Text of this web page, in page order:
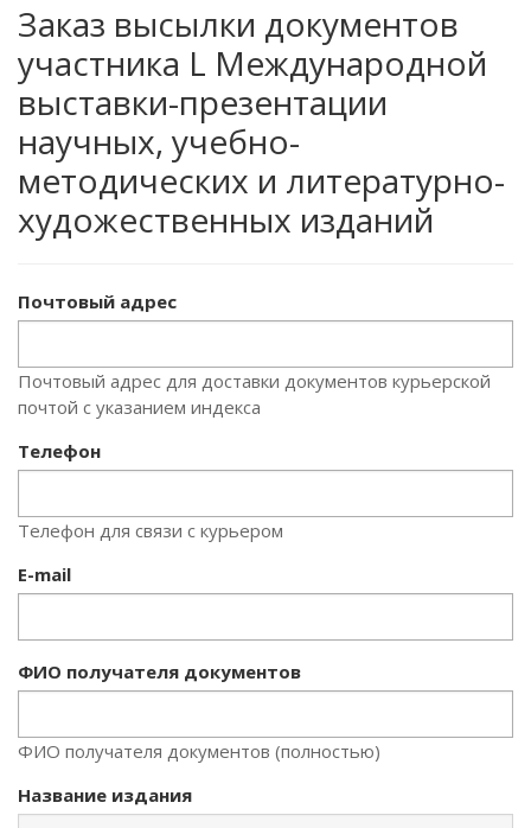
Заказ высылки документов
участника L Международной
выставки-презентации
научных, учебно-
методических и литературно-
художественных изданий
Почтовый адрес
Почтовый адрес для доставки документов курьерской
почтой с указанием индекса
Телефон
Телефон для связи с курьером
E-mail
ФИО получателя документов
ФИО получателя документов (полностью)
Название издания